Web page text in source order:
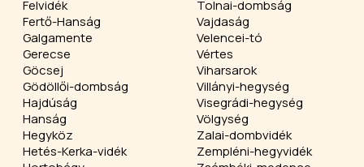
Felvidék
Fertő-Hanság
Galgamente
Gerecse
Göcsej
Gödöllői-dombság
Hajdúság
Hanság
Hegyköz
Hetés-Kerka-vidék
Tolnai-dombság
Vajdaság
Velencei-tó
Vértes
Viharsarok
Villányi-hegység
Visegrádi-hegység
Völgység
Zalai-dombvidék
Zempléni-hegyvidék